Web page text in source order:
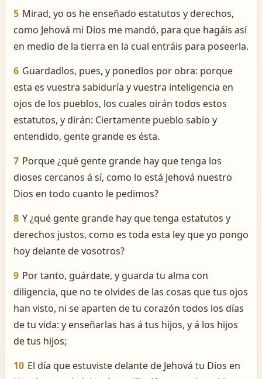
5 Mirad, yo os he enseñado estatutos y derechos,
como Jehová mi Dios me mandó, para que hagáis así
en medio de la tierra en la cual entráis para poseerla.
6 Guardadlos, pues, y ponedlos por obra: porque
esta es vuestra sabiduría y vuestra inteligencia en
ojos de los pueblos, los cuales oirán todos estos
estatutos, y dirán: Ciertamente pueblo sabio y
entendido, gente grande es ésta.
7 Porque ¿qué gente grande hay que tenga los
dioses cercanos á sí, como lo está Jehová nuestro
Dios en todo cuanto le pedimos?
8 Y ¿qué gente grande hay que tenga estatutos y
derechos justos, como es toda esta ley que yo pongo
hoy delante de vosotros?
9 Por tanto, guárdate, y guarda tu alma con
diligencia, que no te olvides de las cosas que tus ojos
han visto, ni se aparten de tu corazón todos los días
de tu vida: y enseñarlas has á tus hijos, y á los hijos
de tus hijos;
10 El día que estuviste delante de Jehová tu Dios en